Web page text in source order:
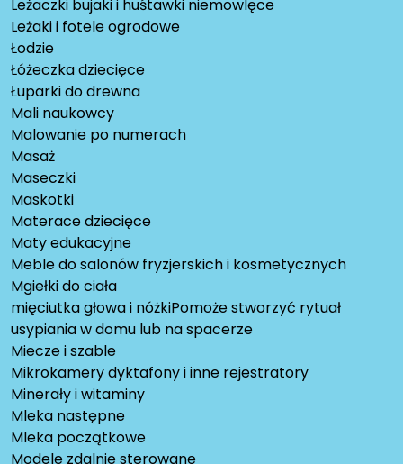
Leżaczki bujaki i huśtawki niemowlęce
Leżaki i fotele ogrodowe
Łodzie
Łóżeczka dziecięce
Łuparki do drewna
Mali naukowcy
Malowanie po numerach
Masaż
Maseczki
Maskotki
Materace dziecięce
Maty edukacyjne
Meble do salonów fryzjerskich i kosmetycznych
Mgiełki do ciała
mięciutka głowa i nóżkiPomoże stworzyć rytuał
usypiania w domu lub na spacerze
Miecze i szable
Mikrokamery dyktafony i inne rejestratory
Minerały i witaminy
Mleka następne
Mleka początkowe
Modele zdalnie sterowane